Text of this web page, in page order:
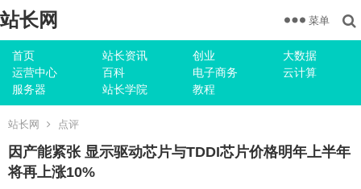
站长网
首页 站长资讯 创业
大数据
运营中心
百科 电子商务
云计算
服务器
站长学院 教程
菜单
站长网 点评
因产能紧张 显示驱动芯片与TDDI芯片价格明年上半年
将再上涨10%